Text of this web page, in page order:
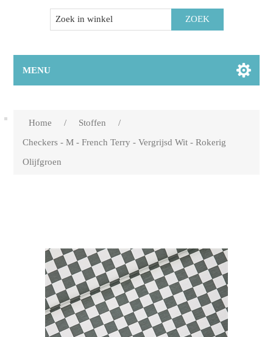
MENU
Home / Stoffen
/
Checkers - M - French Terry - Vergrijsd Wit - Rokerig
Olijfgroen